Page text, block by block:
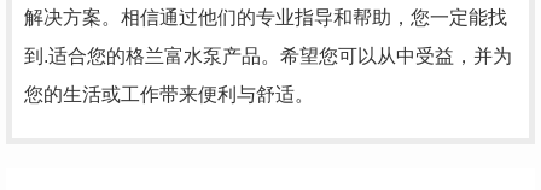
解决方案。相信通过他们的专业指导和帮助，您一定能找
到.适合您的格兰富水泵产品。希望您可以从中受益，并为
您的生活或工作带来便利与舒适。